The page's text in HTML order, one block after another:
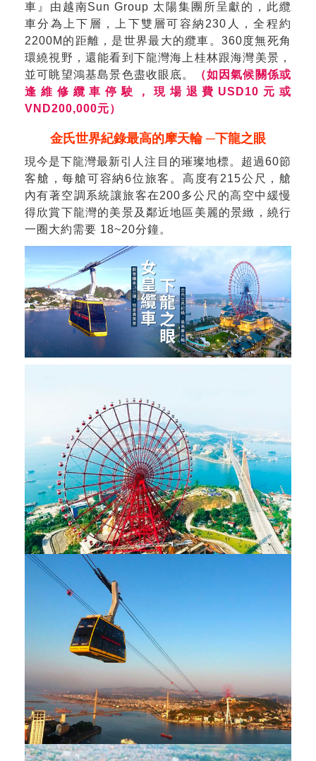
車』由越南Sun Group 太陽集團所呈獻的，此纜
車分為上下層，上下雙層可容納230人，全程約
2200M的距離，是世界最大的纜車。360度無死角
環繞視野，還能看到下龍灣海上桂林跟海灣美景，
並可眺望鴻基島景色盡收眼底。
（如因氣候關係或
逢維修纜車停駛，現場退費USD10元或
VND200,000元）
金氏世界紀錄最高的摩天輪 ─下龍之眼
現今是下龍灣最新引人注目的璀璨地標。超過60節
客艙，每艙可容納6位旅客。高度有215公尺，艙
內有著空調系統讓旅客在200多公尺的高空中緩慢
得欣賞下龍灣的美景及鄰近地區美麗的景緻，繞行
一圈大約需要 18~20分鐘。